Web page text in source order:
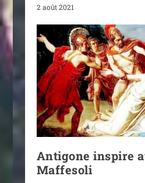
2 août 2021
Antigone inspire
Maffesoli